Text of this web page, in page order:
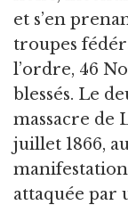
et s’en
troupes
l’ordre, 46
blessés. Le
massacre de
juillet 1866,
attaquée par